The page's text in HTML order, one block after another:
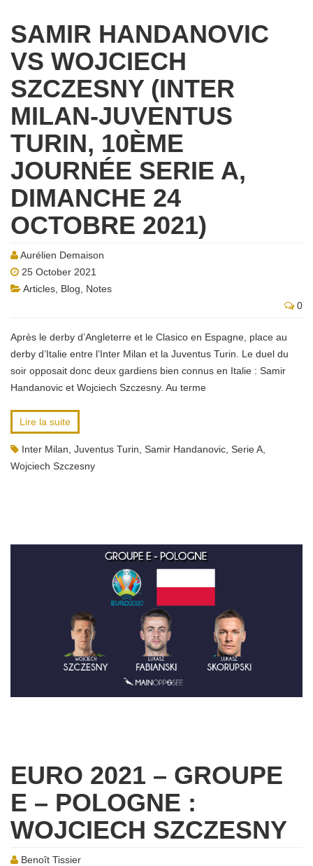
SAMIR HANDANOVIC
VS WOJCIECH
SZCZESNY (INTER
MILAN-JUVENTUS
TURIN, 10ÈME
JOURNÉE SERIE A,
DIMANCHE 24
OCTOBRE 2021)
Aurélien Demaison
25 October 2021
Articles Blog
Notes
0
Après le derby d’Angleterre et le Clasico en Espagne, place au
derby d’Italie entre l’Inter Milan et la Juventus Turin. Le duel du
soir opposait donc deux gardiens bien connus en Italie : Samir
Handanovic et Wojciech Szczesny. Au terme
Lire la suite
Inter Milan Juventus Turin Samir Handanovic Serie A
Wojciech Szczesny
EURO 2021 – GROUPE
E – POLOGNE :
WOJCIECH SZCZESNY
Benoît Tissier